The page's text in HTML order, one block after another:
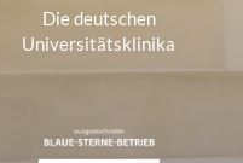
Die deutschen
Universitätsklinika